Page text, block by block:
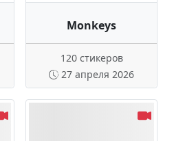
Monkeys
120 стикеров
27 апреля 2026